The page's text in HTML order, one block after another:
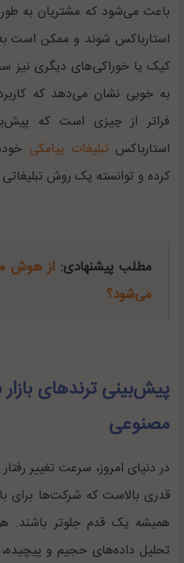
باعث می‌شود که مشتریان به
استارباکس شوند و ممکن است
کیک یا خوراکی‌های دیگری نیز
به خوبی نشان می‌دهد که
فراتر از چیزی است که
استارباکس تبلیغات پیامکی
کرده و توانسته یک روش
مطلب پیشنهادی: از هوش
می‌شود؟
پیش‌بینی ترندهای
مصنوعی
در دنیای امروز، سرعت تغییر
قدری بالاست که شرکت‌ها برای
تحلیل داده‌های حجیم و پیچیده،